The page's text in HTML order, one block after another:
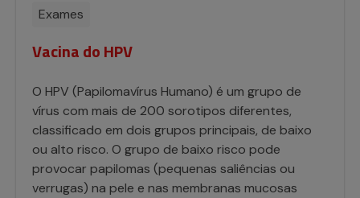
Exames
Vacina do HPV
O HPV (Papilomavírus Humano) é um grupo de
vírus com mais de 200 sorotipos diferentes,
classificado em dois grupos principais, de baixo
ou alto risco. O grupo de baixo risco pode
provocar papilomas (pequenas saliências ou
verrugas) na pele e nas membranas mucosas